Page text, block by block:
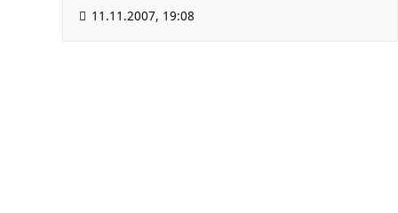
11.11.2007, 19:08